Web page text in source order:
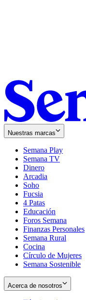
Nuestras marcas
Semana Play
Semana TV
Dinero
Arcadia
Soho
in
new
window
Fucsia
in
new
window
4 Patas
Educación
Foros Semana
Finanzas Personales
Semana Rural
Cocina
Círculo de Mujeres
Semana Sostenible
Acerca de nosotros